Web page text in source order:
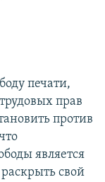
печати,
прав
против
является
свой